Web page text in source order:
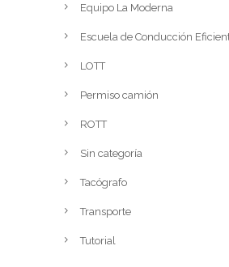
Equipo La Moderna
Escuela de Conducción
LOTT
Permiso camión
ROTT
Sin categoría
Tacógrafo
Transporte
Tutorial